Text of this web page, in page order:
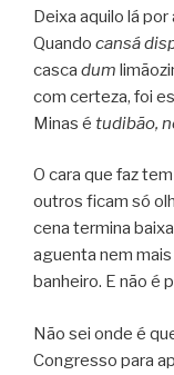
Deixa aquilo lá
Quando cansá
casca dum
com certeza, foi
Minas é tudibão,
O cara que faz
outros ficam só
cena termina
aguenta nem
banheiro. E não é
Não sei onde é
Congresso para